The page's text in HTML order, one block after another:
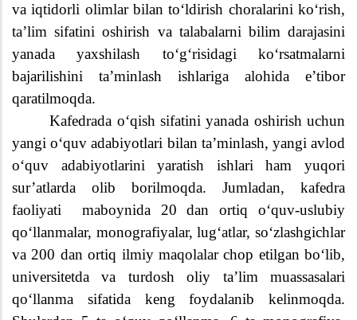
va iqtidorli olimlar bilan to‘ldirish choralarini ko‘rish,
ta’lim sifatini oshirish va talabalarni bilim darajasini
yanada yaxshilash to‘g‘risidagi ko‘rsatmalarni
bajarilishini ta’minlash ishlariga alohida e’tibor
qaratilmoqda.
Kafedrada o‘qish sifatini yanada oshirish uchun
yangi o‘quv adabiyotlari bilan ta’minlash, yangi avlod
o‘quv adabiyotlarini yaratish ishlari ham yuqori
sur’atlarda olib borilmoqda. Jumladan, kafedra
faoliyati
maboynida 20 dan ortiq o‘quv-uslubiy
qo‘llanmalar, monografiyalar, lug‘atlar, so‘zlashgichlar
va 200 dan ortiq ilmiy maqolalar chop etilgan bo‘lib,
universitetda va turdosh oliy ta’lim muassasalari
qo‘llanma sifatida keng foydalanib kelinmoqda.